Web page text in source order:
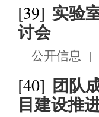
[39] 实验
讨会
公开信息 |
[40] 团队
目建设推